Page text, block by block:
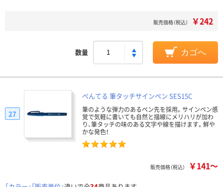
販売価格（税込） ￥242
数量 カゴへ
ぺんてる 筆タッチサインペン SES15C
筆のような弾力のあるペン先を採用。サインペン感
覚で気軽に書いても自然と描線にメリハリが加わ
り、筆タッチの味のある文字や線を描けます。鮮や
かな発色！
27
販売価格（税込） ￥141～